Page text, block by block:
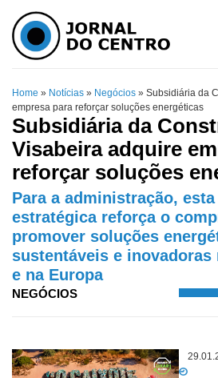
Home » Notícias » Negócios » Subsidiária da
empresa para reforçar soluções energéticas
Subsidiária da
Visabeira adquire
reforçar soluções
Para a administração,
estratégica reforça o
promover soluções
sustentáveis e inovadoras
e na Europa
NEGÓCIOS